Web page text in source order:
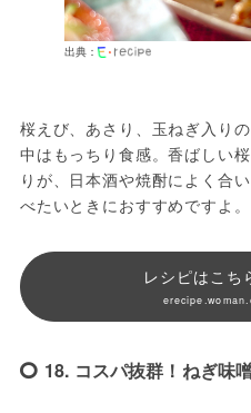
出典：
桜えび、あさり、玉ねぎ入り
中はもっちり食感。香ばしい
りが、日本酒や焼酎によく合
べたいときにおすすめですよ。
レシピはこち
18. コスパ抜群！ねぎ味